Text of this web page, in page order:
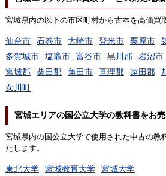
宮城県内の以下の市区町村から古本を高価買
仙台市 石巻市 大崎市 登米市 栗原市
多賀城市
塩竈市 富谷市 黒川郡 岩沼市
宮城郡
柴田郡 角田市 亘理郡 遠田郡
女川町
宮城エリアの国公立大学の教科書をお
宮城県内の国公立大学で使用された中古の教
たします。
東北大学 宮城教育大学 宮城大学